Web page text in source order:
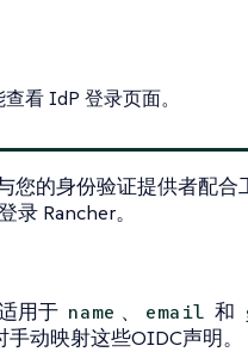
看 IdP 登录页面。
您的身份验证提供者配合
Rancher。
用于 name 、 email 和
动映射这些OIDC声明。